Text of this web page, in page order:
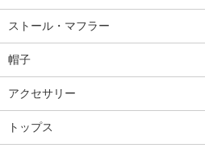
ストール・マフラー
帽子
アクセサリー
トップス